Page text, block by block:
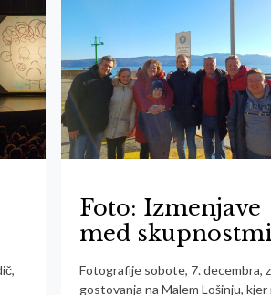
Foto: Izmenjave
med
Fotografije sobote, 7. decembra, z
gostovanja na Malem Lošinju, kjer